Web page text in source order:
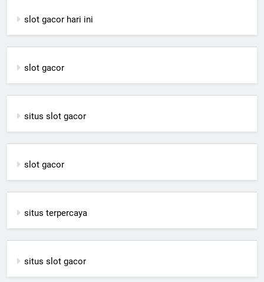
slot gacor hari ini
slot gacor
situs slot gacor
slot gacor
situs terpercaya
situs slot gacor